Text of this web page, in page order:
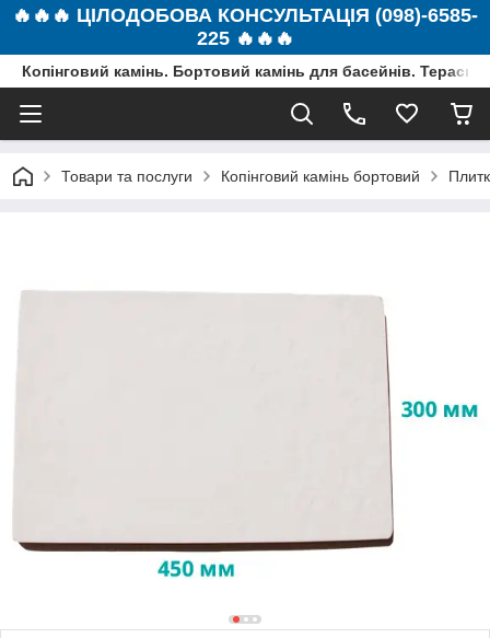
🔥🔥🔥 ЦІЛОДОБОВА КОНСУЛЬТАЦІЯ (098)-6585-
225 🔥🔥🔥
Копінговий камінь. Бортовий камінь для басейнів. Терасна
Товари та послуги Копінговий камінь бортовий